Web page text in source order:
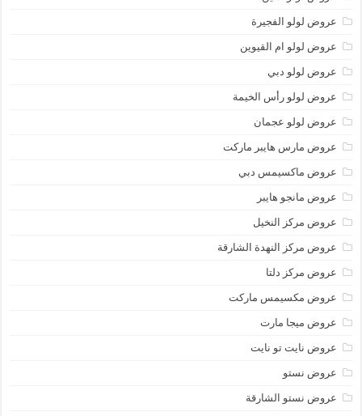
عروض لولو الفجيرة
عروض لولو ام القيوين
عروض لولو دبي
عروض لولو رأس الخيمة
عروض لولو عجمان
عروض مارس هايبر ماركت
عروض ماكسيمس دبي
عروض مانجو هايبر
عروض مركز النخيل
عروض مركز النهدة الشارقة
عروض مركز دلتا
عروض مكسيمس ماركت
عروض ميجا مارت
عروض نايت تو نايت
عروض نستو
عروض نستو الشارقة